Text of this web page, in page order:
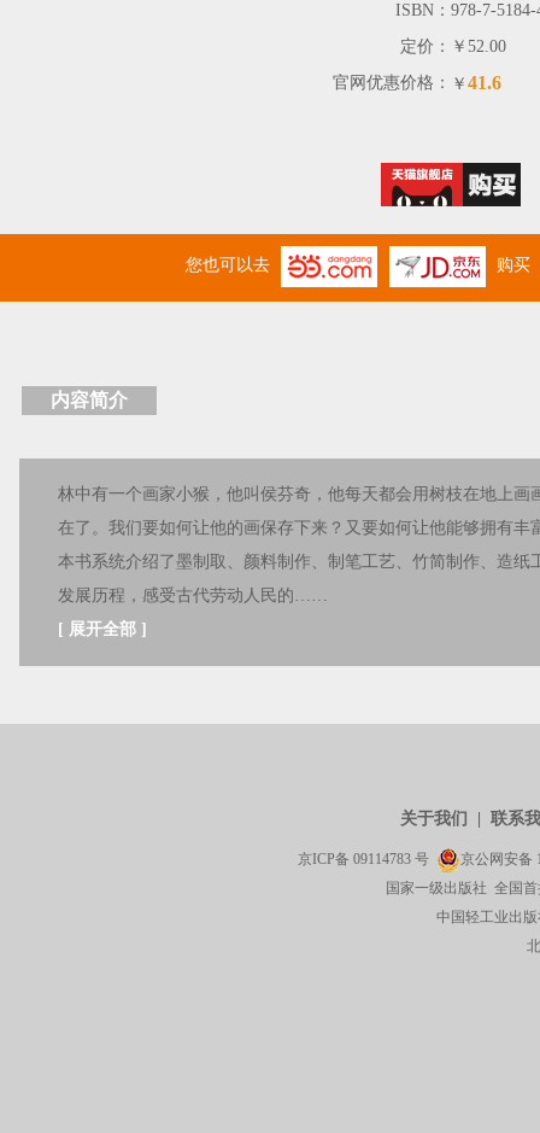
ISBN： 978-7-5184-
定价： ￥52.00
官网优惠价格： ￥ 41.6
您也可以去 购买
内容简介
林中有一个画家小猴，他叫侯芬奇，他每天都会用树枝在地上
在了。我们要如何让他的画保存下来？又要如何让他能够拥有丰
本书系统介绍了墨制取、颜料制作、制笔工艺、竹简制作、造
发展历程，感受古代劳动人民的……
[ 展开全部 ]
关于我们 联系
京ICP备 09114783 号 京公网安备
国家一级出版社 全国
中国轻工业出版